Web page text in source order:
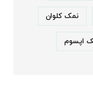
نمک کلوان
اپسوم